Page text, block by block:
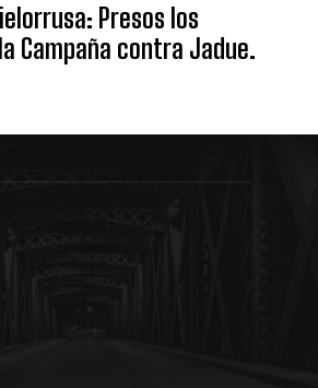
Presos los
Campaña contra Jadue.